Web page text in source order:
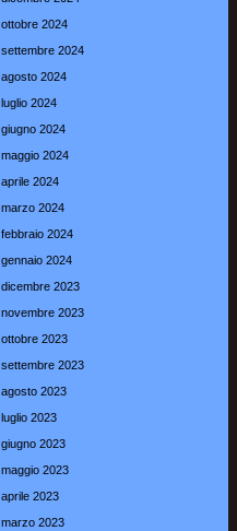
ottobre 2024
settembre 2024
agosto 2024
luglio 2024
giugno 2024
maggio 2024
aprile 2024
marzo 2024
febbraio 2024
gennaio 2024
dicembre 2023
novembre 2023
ottobre 2023
settembre 2023
agosto 2023
luglio 2023
giugno 2023
maggio 2023
aprile 2023
marzo 2023